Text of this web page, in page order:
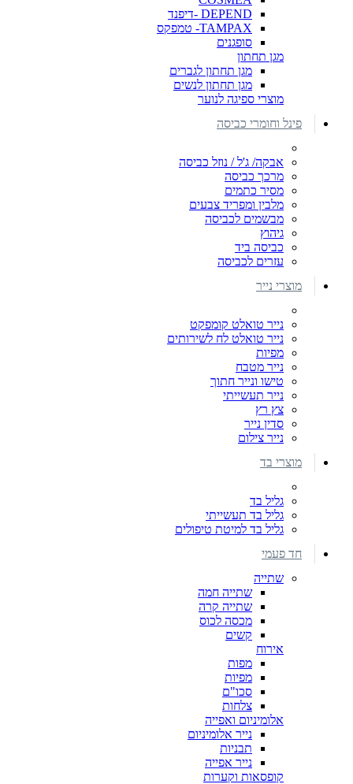
DEPEND -דיפנד
TAMPAX- טמפקס
סופגנים
מגן תחתון
מגן תחתון לגברים
מגן תחתון לנשים
מוצרי ספיגה לנוער
פינל וחומרי כביסה
אבקה/ ג'ל / נוזל כביסה
מרכך כביסה
מסיר כתמים
מלבין ומפריד צבעים
מבשמים לכביסה
גיהוץ
כביסה ביד
עזרים לכביסה
מוצרי נייר
נייר טואלט קומפקט
נייר טואלט לח לשירותים
מפיות
נייר מטבח
טישו ונייר חתוך
נייר תעשייתי
צץ רץ
סדין נייר
נייר צילום
מוצרי בד
גליל בד
גליל בד תעשייתי
גליל בד למיטת טיפולים
חד פעמי
שתייה
שתייה חמה
שתייה קרה
מכסה לכוס
קשים
אירוח
מפות
מפיות
סכו"ם
צלחות
אלומיניום ואפייה
נייר אלומיניום
תבניות
נייר אפייה
קופסאות וקערות